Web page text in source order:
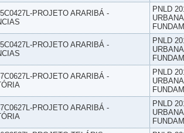
PROJETO ARARIBÁ -
PNLD
PROJETO ARARIBÁ -
PNLD
PROJETO ARARIBÁ -
PNLD
PROJETO ARARIBÁ -
PNLD